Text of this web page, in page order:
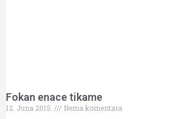
Fokan enace tikame
12. Juna 2015.
Nema komentara